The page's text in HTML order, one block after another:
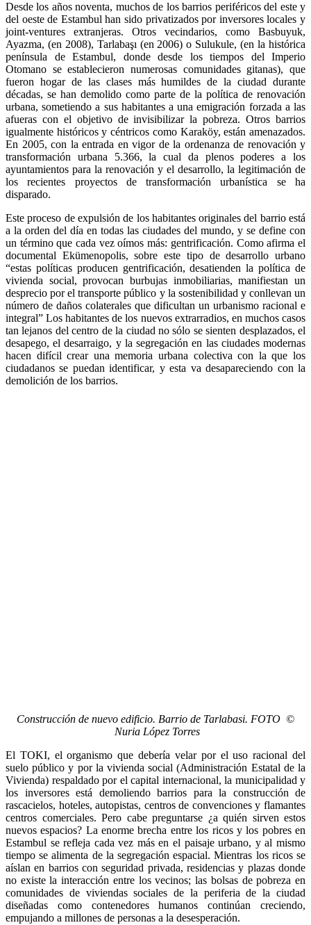
Desde los años noventa, muchos de los barrios periféricos del este y
del oeste de Estambul han sido privatizados por inversores locales y
joint-ventures extranjeras. Otros vecindarios, como Basbuyuk,
Ayazma, (en 2008), Tarlabaşı (en 2006) o Sulukule, (en la histórica
península de Estambul, donde desde los tiempos del Imperio
Otomano se establecieron numerosas comunidades gitanas), que
fueron hogar de las clases más humildes de la ciudad durante
décadas, se han demolido como parte de la política de renovación
urbana, sometiendo a sus habitantes a una emigración forzada a las
afueras con el objetivo de invisibilizar la pobreza. Otros barrios
igualmente históricos y céntricos como Karaköy, están amenazados.
En 2005, con la entrada en vigor de la ordenanza de renovación y
transformación urbana 5.366, la cual da plenos poderes a los
ayuntamientos para la renovación y el desarrollo, la legitimación de
los recientes proyectos de transformación urbanística se ha
disparado.
Este proceso de expulsión de los habitantes originales del barrio está
a la orden del día en todas las ciudades del mundo, y se define con
un término que cada vez oímos más: gentrificación. Como afirma el
documental Ekümenopolis, sobre este tipo de desarrollo urbano
“estas políticas producen gentrificación, desatienden la política de
vivienda social, provocan burbujas inmobiliarias, manifiestan un
desprecio por el transporte público y la sostenibilidad y conllevan un
número de daños colaterales que dificultan un urbanismo racional e
integral” Los habitantes de los nuevos extrarradios, en muchos casos
tan lejanos del centro de la ciudad no sólo se sienten desplazados, el
desapego, el desarraigo, y la segregación en las ciudades modernas
hacen difícil crear una memoria urbana colectiva con la que los
ciudadanos se puedan identificar, y esta va desapareciendo con la
demolición de los barrios.
Construcción de nuevo edificio. Barrio de Tarlabasi. FOTO ©
Nuria López Torres
El TOKI, el organismo que debería velar por el uso racional del
suelo público y por la vivienda social (Administración Estatal de la
Vivienda) respaldado por el capital internacional, la municipalidad y
los inversores está demoliendo barrios para la construcción de
rascacielos, hoteles, autopistas, centros de convenciones y flamantes
centros comerciales. Pero cabe preguntarse ¿a quién sirven estos
nuevos espacios? La enorme brecha entre los ricos y los pobres en
Estambul se refleja cada vez más en el paisaje urbano, y al mismo
tiempo se alimenta de la segregación espacial. Mientras los ricos se
aíslan en barrios con seguridad privada, residencias y plazas donde
no existe la interacción entre los vecinos; las bolsas de pobreza en
comunidades de viviendas sociales de la periferia de la ciudad
diseñadas como contenedores humanos continúan creciendo,
empujando a millones de personas a la desesperación.